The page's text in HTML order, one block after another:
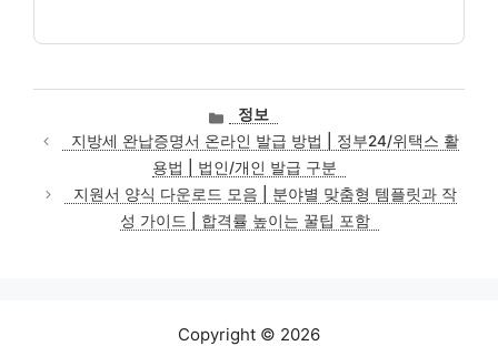
카
테
고
리
정보
지방세 완납증명서 온라인 발급 방법 | 정부24/위택스 활
용법 | 법인/개인 발급 구분
지원서 양식 다운로드 모음 | 분야별 맞춤형 템플릿과 작
성 가이드 | 합격률 높이는 꿀팁 포함
Copyright © 2026